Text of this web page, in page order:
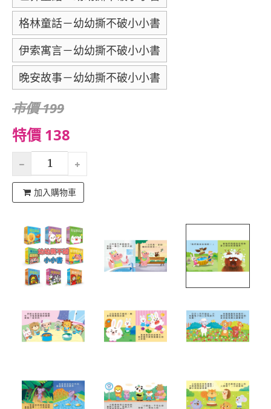
格林童話－幼幼撕不破小小書
伊索寓言－幼幼撕不破小小書
晚安故事－幼幼撕不破小小書
市價 199
特價 138
加入購物車